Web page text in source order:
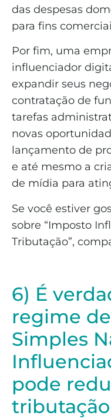
das despesas
para fins
Por fim, uma
influenciador
expandir seus
contratação de
tarefas
novas
lançamento de
e até mesmo a
de mídia para
Se você estiver
sobre “Imposto
Tributação”,
6) É
regime
Simples
pode